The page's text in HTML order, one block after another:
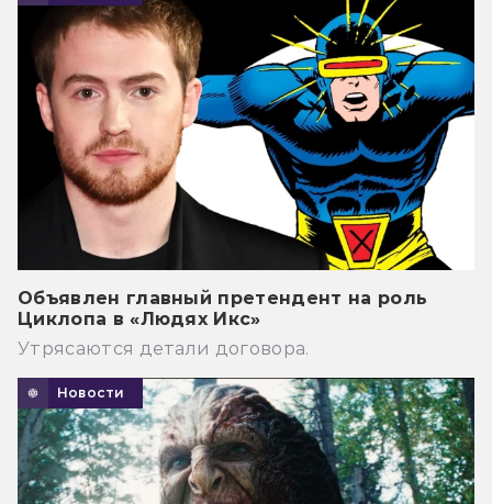
Объявлен главный претендент на роль
Циклопа в «Людях Икс»
Утрясаются детали договора.
Новости